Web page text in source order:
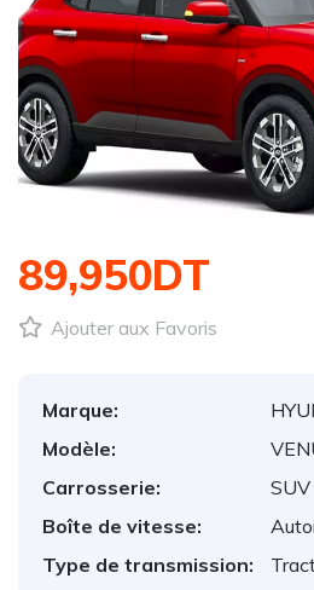
89,950DT
Ajouter aux Favoris
Marque:
Modèle:
Carrosserie:
SUV
Boîte de vitesse:
Type de transmission: